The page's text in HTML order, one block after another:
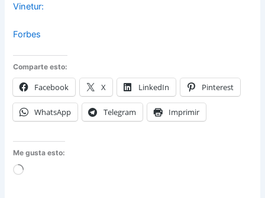
Vinetur:
Forbes
Comparte esto:
Facebook X LinkedIn Pinterest
WhatsApp Telegram Imprimir
Me gusta esto:
Cargando...